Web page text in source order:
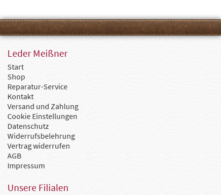
Leder Meißner
Start
Shop
Reparatur-Service
Kontakt
Versand und Zahlung
Cookie Einstellungen
Datenschutz
Widerrufsbelehrung
Vertrag widerrufen
AGB
Impressum
Unsere Filialen